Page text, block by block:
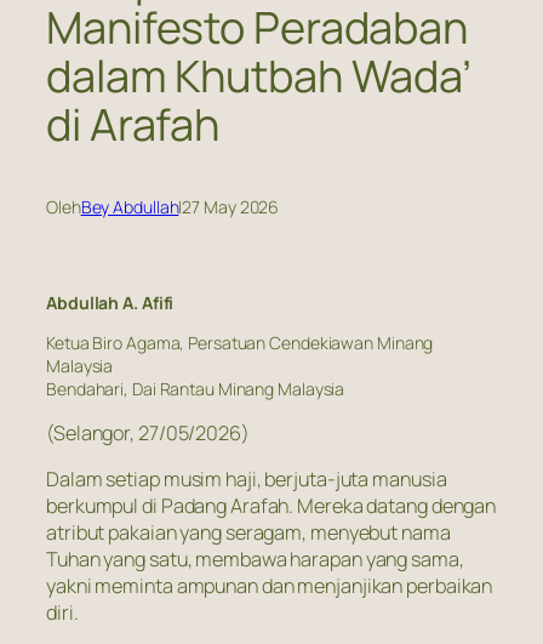
Manifesto Peradaban
dalam Khutbah Wada’
di Arafah
OlehBey Abdullah|27 May 2026
Abdullah A. Afifi
Ketua Biro Agama, Persatuan Cendekiawan Minang
Malaysia
Bendahari, Dai Rantau Minang Malaysia
(Selangor, 27/05/2026)
Dalam setiap musim haji, berjuta-juta manusia
berkumpul di Padang Arafah. Mereka datang dengan
atribut pakaian yang seragam, menyebut nama
Tuhan yang satu, membawa harapan yang sama,
yakni meminta ampunan dan menjanjikan perbaikan
diri.